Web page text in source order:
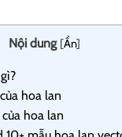
Nội dung [Ẩn]
hoa lan
hoa lan